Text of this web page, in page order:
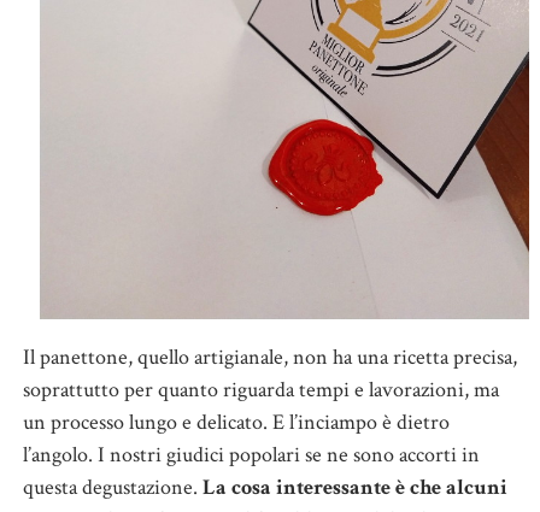
Il panettone, quello artigianale, non ha una ricetta precisa,
soprattutto per quanto riguarda tempi e lavorazioni, ma
un processo lungo e delicato. E l’inciampo è dietro
l’angolo. I nostri giudici popolari se ne sono accorti in
questa degustazione. La cosa interessante è che alcuni